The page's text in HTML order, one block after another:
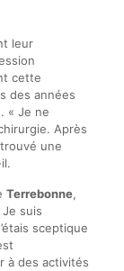
leur
cette
des années
« Je ne
Après
une
Terrebonne,
suis
sceptique
à des activités